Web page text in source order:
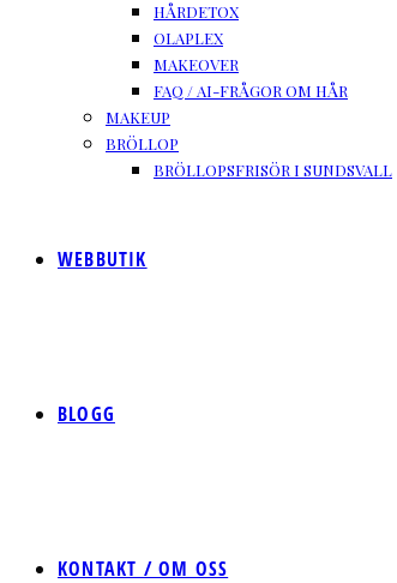
HÅRDETOX
OLAPLEX
MAKEOVER
FAQ / AI-FRÅGOR OM HÅR
MAKEUP
BRÖLLOP
BRÖLLOPSFRISÖR I SUNDSVALL
WEBBUTIK
BLOGG
KONTAKT / OM OSS